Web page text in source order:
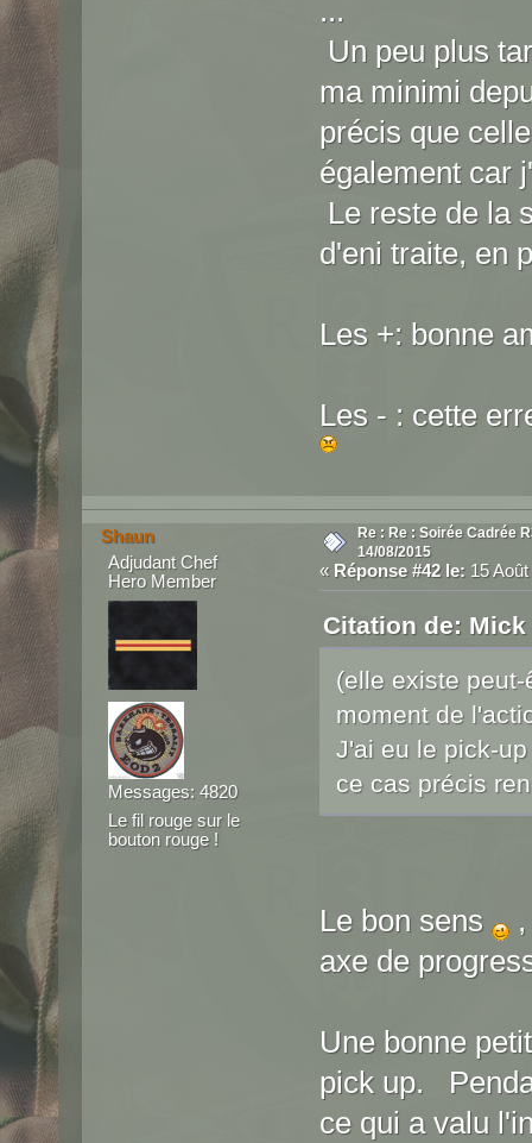
...
Un peu plus
ma minimi
précis que
également car
Le reste de la
d'eni traite, en
Les +: bonne
Les - : cette
Shaun
Adjudant Chef
Hero Member
Messages: 4820
Le fil rouge sur le
bouton rouge !
Re : Re : Soirée Cadrée
14/08/2015
« Réponse #42 le:15 Août
Citation de: Mick
(elle existe
moment de
J'ai eu le pick-
ce cas précis
Le bon sens
,
axe de
Une bonne
pick up.
ce qui a valu